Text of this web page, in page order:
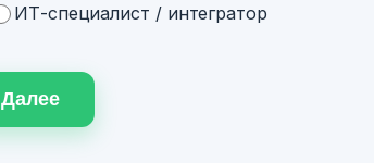
ИТ-специалист / интегратор
Далее